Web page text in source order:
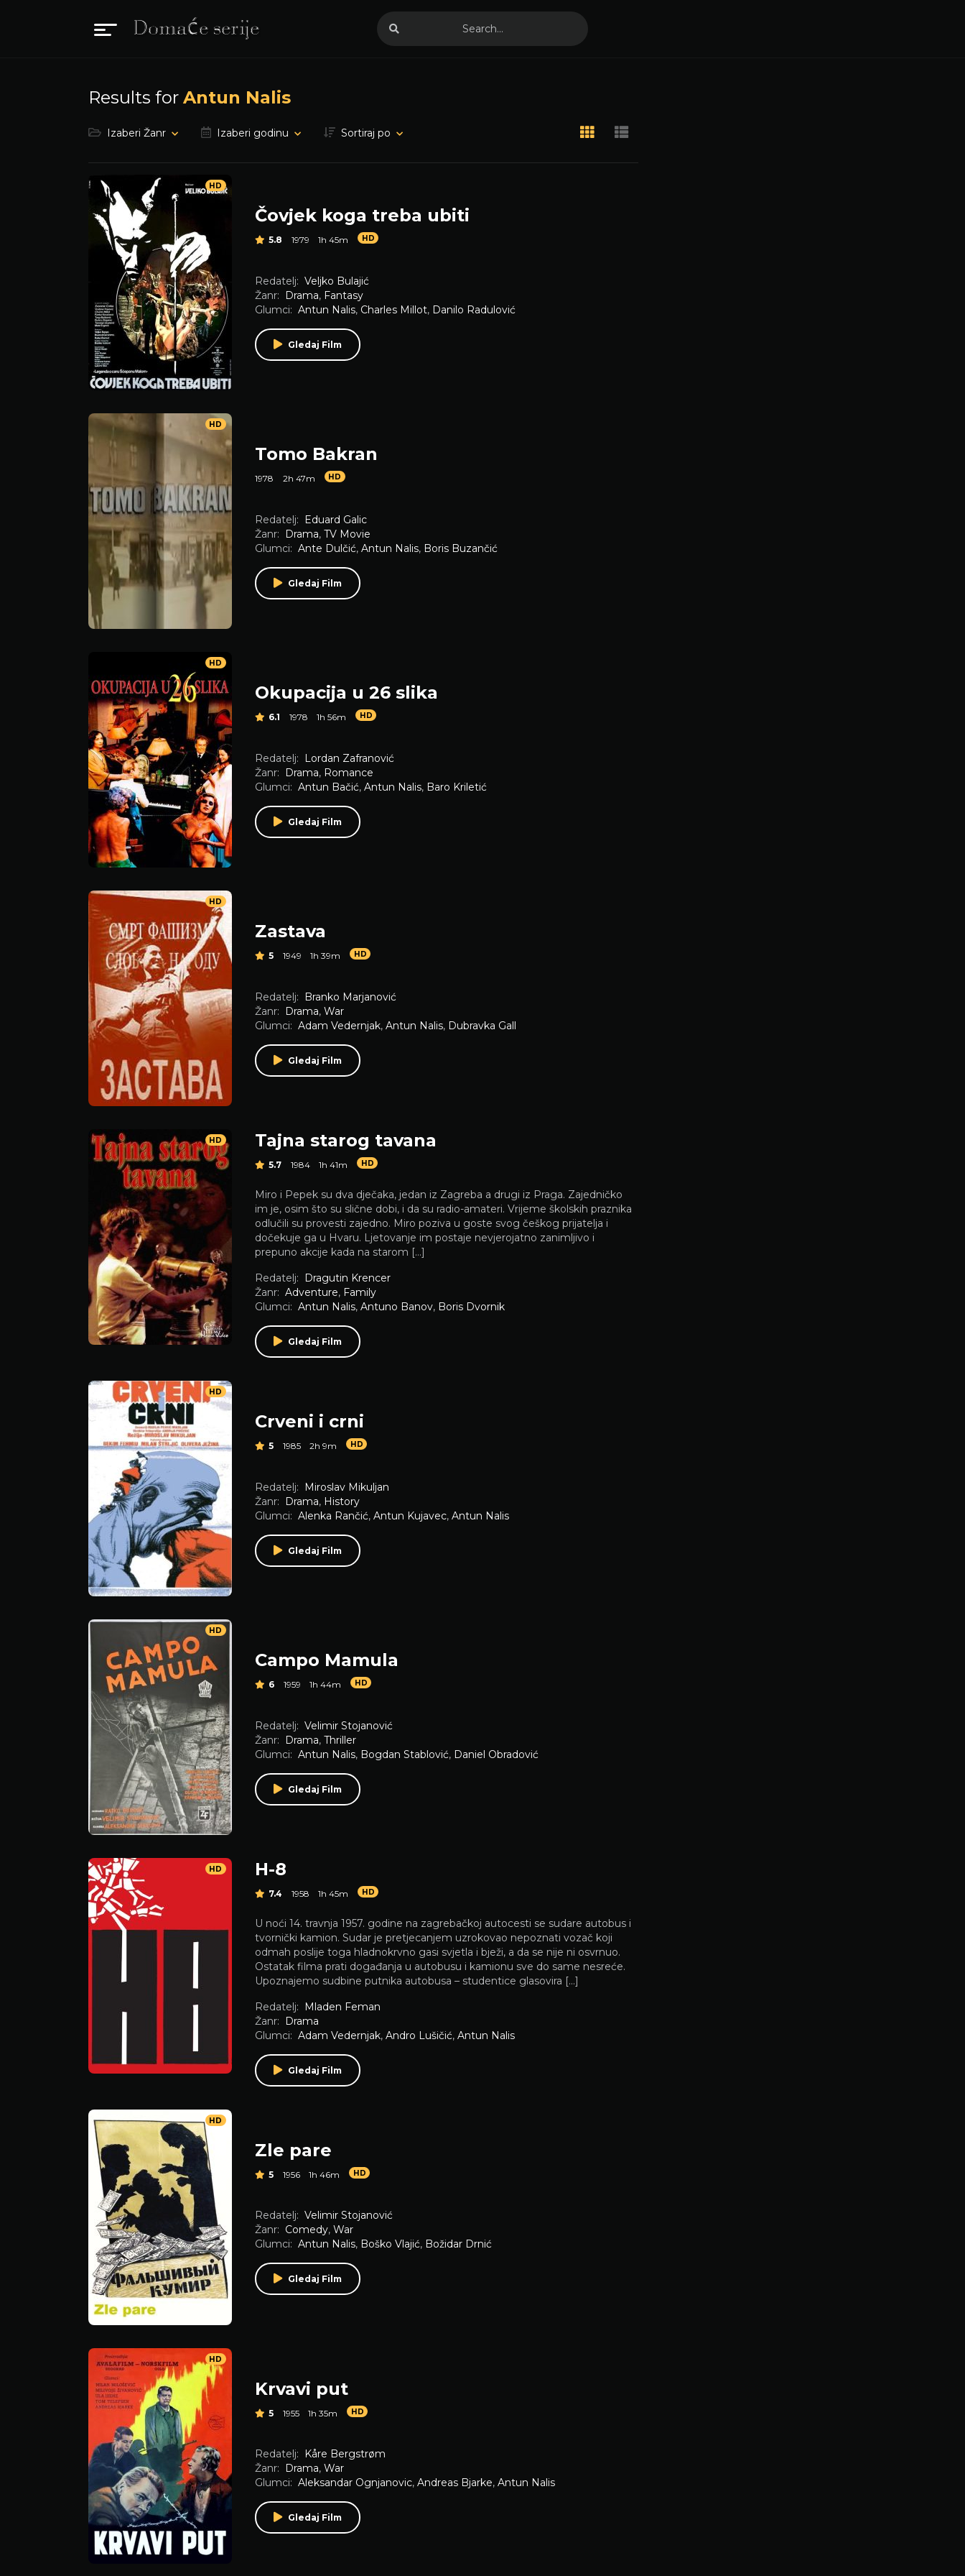
Results for Antun Nalis
Izaberi Žanr Izaberi godinu Sortiraj po
HD
Čovjek koga treba ubiti
5.8 1979 1h 45m HD
Redatelj: Veljko Bulajić
Žanr:
Drama, Fantasy
Glumci: Antun Nalis, Charles Millot, Danilo Radulović
Gledaj Film
HD
Tomo Bakran
1978 2h 47m HD
Redatelj:
Eduard Galic
Žanr:
Drama, TV Movie
Glumci: Ante Dulčić, Antun Nalis, Boris Buzančić
Gledaj Film
HD
Okupacija u 26 slika
6.1 1978 1h 56m HD
Redatelj:
Lordan Zafranović
Žanr:
Drama, Romance
Glumci: Antun Bačić, Antun Nalis, Baro Kriletić
Gledaj Film
HD
Zastava
5 1949 1h 39m HD
Redatelj:
Branko Marjanović
Žanr:
Drama, War
Glumci: Adam Vedernjak, Antun Nalis, Dubravka Gall
Gledaj Film
HD Tajna starog tavana
5.7 1984 1h 41m HD
Miro i Pepek su dva dječaka, jedan iz Zagreba a drugi iz Praga. Zajedničko
im je, osim što su slične dobi, i da su radio-amateri. Vrijeme školskih praznika
odlučili su provesti zajedno. Miro poziva u goste svog češkog prijatelja i
dočekuje ga u Hvaru. Ljetovanje im postaje nevjerojatno zanimljivo i
prepuno akcije kada na starom […]
Redatelj:
Dragutin Krencer
Žanr: Adventure, Family
Glumci: Antun Nalis, Antuno Banov, Boris Dvornik
Gledaj Film
HD
Crveni i crni
5 1985 2h 9m HD
Redatelj:
Miroslav Mikuljan
Žanr:
Drama, History
Glumci: Alenka Rančić, Antun Kujavec, Antun Nalis
Gledaj Film
HD
Campo Mamula
6 1959 1h 44m HD
Redatelj: Velimir Stojanović
Žanr:
Drama, Thriller
Glumci: Antun Nalis, Bogdan Stablović, Daniel Obradović
Gledaj Film
HD H-8
7.4 1958 1h 45m HD
U noći 14. travnja 1957. godine na zagrebačkoj autocesti se sudare autobus i
tvornički kamion. Sudar je pretjecanjem uzrokovao nepoznati vozač koji
odmah poslije toga hladnokrvno gasi svjetla i bježi, a da se nije ni osvrnuo.
Ostatak filma prati događanja u autobusu i kamionu sve do same nesreće.
Upoznajemo sudbine putnika autobusa – studentice glasovira […]
Redatelj:
Mladen Feman
Žanr:
Drama
Glumci: Adam Vedernjak, Andro Lušičić, Antun Nalis
Gledaj Film
HD
Zle pare
5 1956 1h 46m HD
Redatelj: Velimir Stojanović
Žanr: Comedy, War
Glumci: Antun Nalis, Boško Vlajić, Božidar Drnić
Gledaj Film
HD
Krvavi put
5 1955 1h 35m HD
Redatelj:
Kåre Bergstrøm
Žanr:
Drama, War
Glumci: Aleksandar Ognjanovic, Andreas Bjarke, Antun Nalis
Gledaj Film